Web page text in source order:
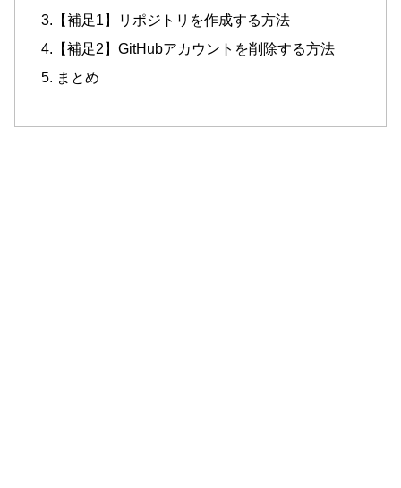
3.【補足1】リポジトリを作成する方法
4.【補足2】GitHubアカウントを削除する方法
5. まとめ